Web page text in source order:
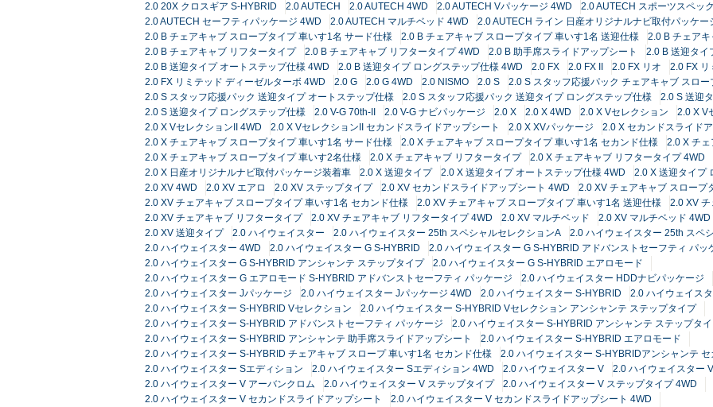
2.0 20X クロスギア S-HYBRID
2.0 AUTECH 2.0 AUTECH 4WD 2.0 AUTECH Vパッケージ 4WD
2.0 AUTECH スポーツスペッ
2.0 AUTECH セーフティパッケージ 4WD
2.0 AUTECH マルチベッド 4WD
2.0 AUTECH ライン 日産オリジナルナビ取付パッケー
2.0 B チェアキャブ スロープタイプ 車いす1名 サード仕様
2.0 B チェアキャブ スロープタイプ 車いす1名 送迎仕様
2.0 B チェア
2.0 B チェアキャブ リフタータイプ
2.0 B チェアキャブ リフタータイプ 4WD 2.0 B 助手席スライドアップシート
2.0 B 送迎タイ
2.0 B 送迎タイプ オートステップ仕様 4WD
2.0 B 送迎タイプ ロングステップ仕様 4WD 2.0 FX 2.0 FX II 2.0 FX リオ
2.0 FX リ
2.0 FX リミテッド ディーゼルターボ 4WD
2.0 G 2.0 G 4WD 2.0 NISMO 2.0 S
2.0 S スタッフ応援パック チェアキャブ スロ
2.0 S スタッフ応援パック 送迎タイプ オートステップ仕様
2.0 S スタッフ応援パック 送迎タイプ ロングステップ仕様
2.0 S 送迎
2.0 S 送迎タイプ ロングステップ仕様
2.0 V-G 70th-II 2.0 V-G ナビパッケージ 2.0 X 2.0 X 4WD 2.0 X Vセレクション
2.0 X V
2.0 X VセレクションII 4WD
2.0 X VセレクションII セカンドスライドアップシート 2.0 X XVパッケージ
2.0 X セカンドスライド
2.0 X チェアキャブ スロープタイプ 車いす1名 サード仕様
2.0 X チェアキャブ スロープタイプ 車いす1名 セカンド仕様
2.0 X チ
2.0 X チェアキャブ スロープタイプ 車いす2名仕様
2.0 X チェアキャブ リフタータイプ
2.0 X チェアキャブ リフタータイプ 4WD
2.0 X 日産オリジナルナビ取付パッケージ装着車
2.0 X 送迎タイプ 2.0 X 送迎タイプ オートステップ仕様 4WD
2.0 X 送迎タイプ
2.0 XV 4WD
2.0 XV エアロ 2.0 XV ステップタイプ 2.0 XV セカンドスライドアップシート 4WD
2.0 XV チェアキャブ スロープ
2.0 XV チェアキャブ スロープタイプ 車いす1名 セカンド仕様
2.0 XV チェアキャブ スロープタイプ 車いす1名 送迎仕様
2.0 XV
2.0 XV チェアキャブ リフタータイプ
2.0 XV チェアキャブ リフタータイプ 4WD 2.0 XV マルチベッド
2.0 XV マルチベッド 4WD
2.0 XV 送迎タイプ
2.0 ハイウェイスター 2.0 ハイウェイスター 25th スペシャルセレクションA
2.0 ハイウェイスター 25th スペ
2.0 ハイウェイスター 4WD
2.0 ハイウェイスター G S-HYBRID
2.0 ハイウェイスター G S-HYBRID アドバンストセーフティ パッ
2.0 ハイウェイスター G S-HYBRID アンシャンテ ステップタイプ
2.0 ハイウェイスター G S-HYBRID エアロモード
2.0 ハイウェイスター G エアロモード S-HYBRID アドバンストセーフティ パッケージ
2.0 ハイウェイスター HDDナビパッケージ
2.0 ハイウェイスター Jパッケージ
2.0 ハイウェイスター Jパッケージ 4WD 2.0 ハイウェイスター S-HYBRID
2.0 ハイウェイス
2.0 ハイウェイスター S-HYBRID Vセレクション
2.0 ハイウェイスター S-HYBRID Vセレクション アンシャンテ ステップタイプ
2.0 ハイウェイスター S-HYBRID アドバンストセーフティ パッケージ
2.0 ハイウェイスター S-HYBRID アンシャンテ ステップタ
2.0 ハイウェイスター S-HYBRID アンシャンテ 助手席スライドアップシート
2.0 ハイウェイスター S-HYBRID エアロモード
2.0 ハイウェイスター S-HYBRID チェアキャブ スロープ 車いす1名 セカンド仕様
2.0 ハイウェイスター S-HYBRIDアンシャンテ
2.0 ハイウェイスター Sエディション
2.0 ハイウェイスター Sエディション 4WD 2.0 ハイウェイスター V
2.0 ハイウェイスター
2.0 ハイウェイスター V アーバンクロム
2.0 ハイウェイスター V ステップタイプ
2.0 ハイウェイスター V ステップタイプ 4WD
2.0 ハイウェイスター V セカンドスライドアップシート
2.0 ハイウェイスター V セカンドスライドアップシート 4WD